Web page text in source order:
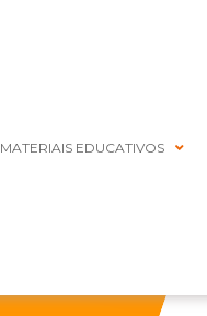
MATERIAIS EDUCATIVOS